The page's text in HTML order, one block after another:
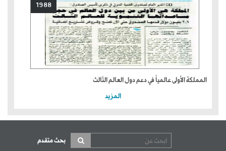
1988
المملكة الأولى عالمياً في دعم دول العالم الثالث
المزيد
بحث متقدم